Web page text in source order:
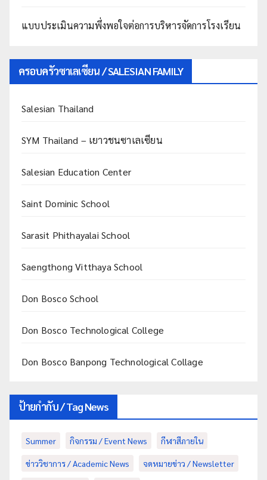
แบบประเมินความพึ่งพอใจต่อการบริหารจัดการโรงเรียน
ครอบครัวซาเลเซียน / SALESIAN FAMILY
Salesian Thailand
SYM Thailand – เยาวชนซาเลเซียน
Salesian Education Center
Saint Dominic School
Sarasit Phithayalai School
Saengthong Vitthaya School
Don Bosco School
Don Bosco Technological College
Don Bosco Banpong Technological Collage
ป้ายกำกับ / Tag News
Summer กิจกรรม / Event News กีฬาสีภายใน
ข่าววิชาการ / Academic News จดหมายข่าว / Newsletter